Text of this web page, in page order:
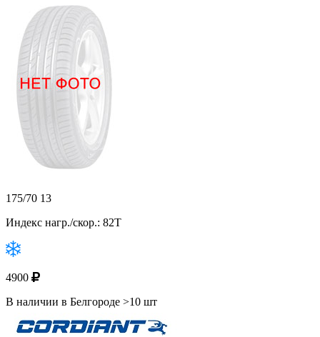
175/70 13
Индекс нагр./скор.: 82T
4900
В наличии в Белгороде >10 шт